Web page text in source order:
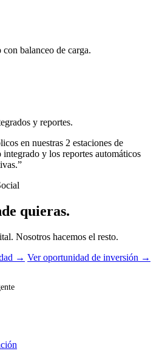
balanceo de carga.
y reportes.
en nuestras 2 estaciones de
y los reportes automáticos
quieras.
Nosotros hacemos el resto.
→ Ver oportunidad de inversión →